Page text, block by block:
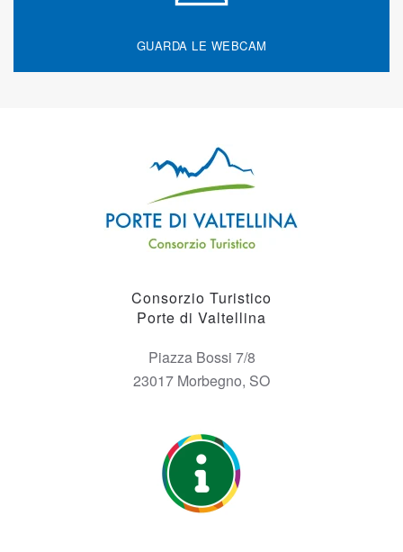
GUARDA LE WEBCAM
Consorzio Turistico
Porte di Valtellina
Piazza Bossi 7/8
23017 Morbegno, SO